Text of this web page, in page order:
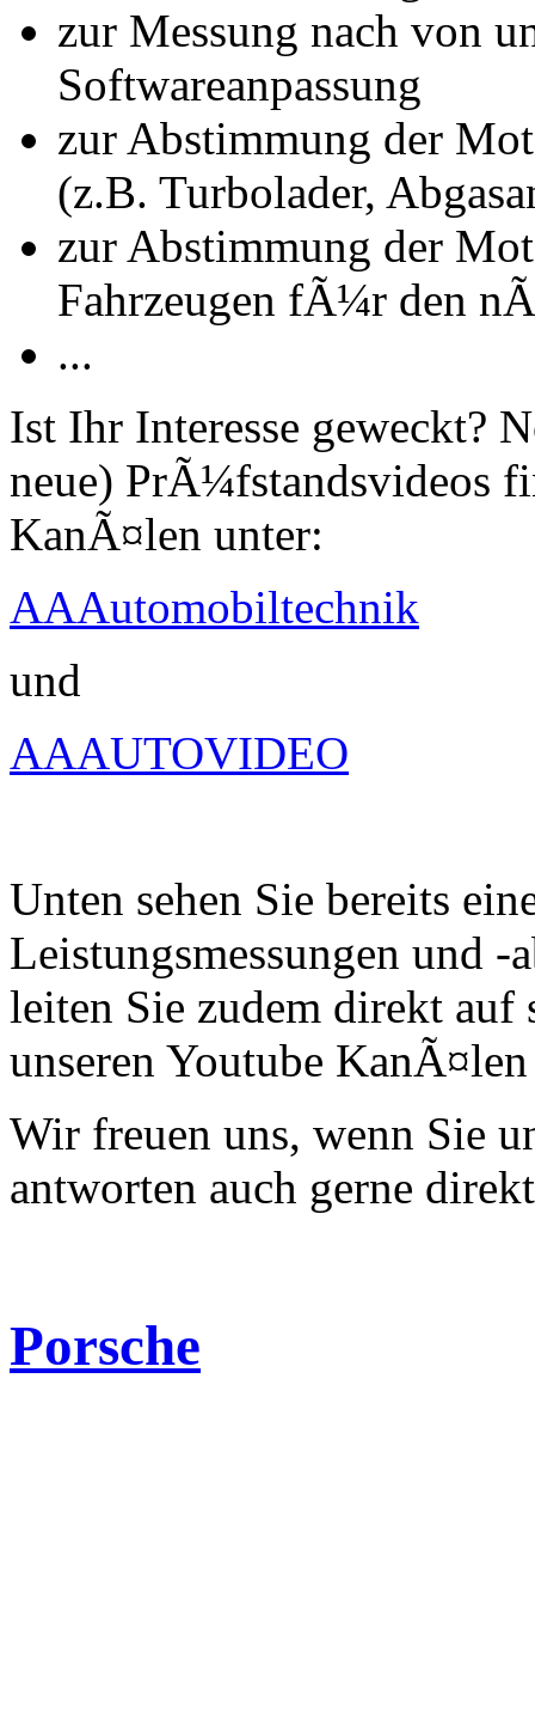
zur Messung nach von
Softwareanpassung
zur Abstimmung der
(z.B. Turbolader,
zur Abstimmung der
Fahrzeugen fÃ¼r den
...
Ist Ihr Interesse geweckt?
neue) PrÃ¼fstandsvideos
KanÃ¤len unter:
AAAutomobiltechnik
und
AAAUTOVIDEO
Unten sehen Sie bereits
Leistungsmessungen und -
leiten Sie zudem direkt auf
unseren Youtube
Wir freuen uns, wenn Sie
antworten auch gerne
Porsche